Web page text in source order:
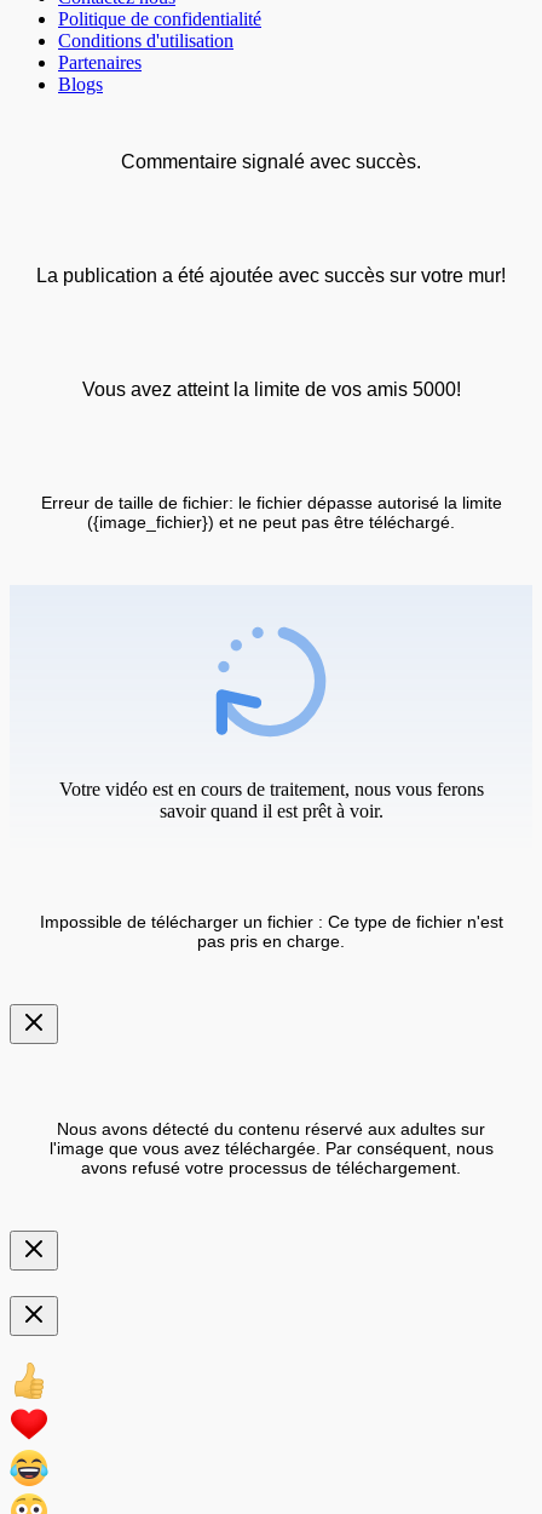
Politique de confidentialité
Conditions d'utilisation
Partenaires
Blogs
Commentaire signalé avec succès.
La publication a été ajoutée avec succès sur votre mur!
Vous avez atteint la limite de vos amis 5000!
Erreur de taille de fichier: le fichier dépasse autorisé la limite
({image_fichier}) et ne peut pas être téléchargé.
Votre vidéo est en cours de traitement, nous vous ferons
savoir quand il est prêt à voir.
Impossible de télécharger un fichier : Ce type de fichier n'est
pas pris en charge.
Nous avons détecté du contenu réservé aux adultes sur
l'image que vous avez téléchargée. Par conséquent, nous
avons refusé votre processus de téléchargement.